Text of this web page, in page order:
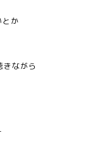
か
ながら